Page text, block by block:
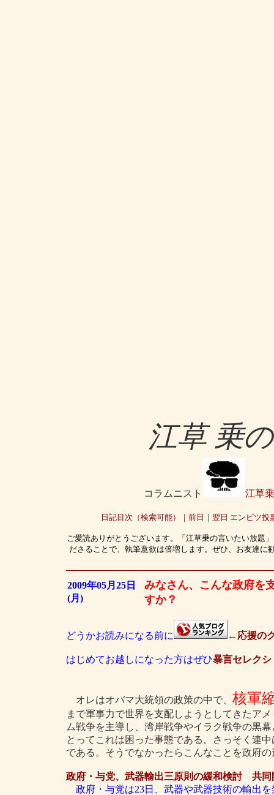
江草 乗
コラムニスト 江草乗
日記目次（検索可能） ｜ 前日 ｜ 翌日 エンピツ投
ご愛読ありがとうございます。「江草乗の言いたい放題
ださることで、執筆意欲は倍増します。ぜひ、お友達
2009年05月25日
(月)
みなさん、こんな政府を
すか？
どうかお読みになる前に ←応援の
はじめてお越しになった方はぜひ暴言セレクシ
オレはオバマ大統領の政策の中で、 核軍
まで軍事力で世界を支配しようとしてきたア
ム戦争を主導し、湾岸戦争やイラク戦争の黒
とってこれは困った事態である。さっそく連
である。そうでなかったらこんなことを政府
政府・与党、武器輸出三原則の緩和検討 共同
政府・与党は23日、武器や武器技術の輸出